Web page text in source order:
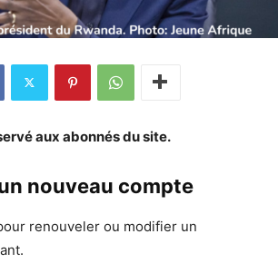
aux abonnés du site.
nouveau compte
renouveler ou modifier un